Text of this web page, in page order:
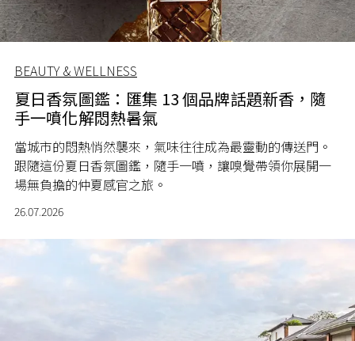
BEAUTY & WELLNESS
夏日香氛圖鑑：匯集 13 個品牌話題新香，隨
手一噴化解悶熱暑氣
當城市的悶熱悄然襲來，氣味往往成為最靈動的傳送門。
跟隨這份夏日香氛圖鑑，隨手一噴，讓嗅覺帶領你展開一
場無負擔的仲夏感官之旅。
26.07.2026